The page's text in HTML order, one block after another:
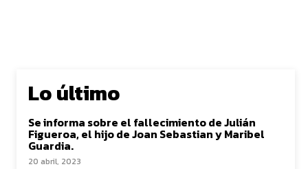
Lo último
Se informa sobre el fallecimiento de Julián
Figueroa, el hijo de Joan Sebastian y Maribel
Guardia.
20 abril, 2023